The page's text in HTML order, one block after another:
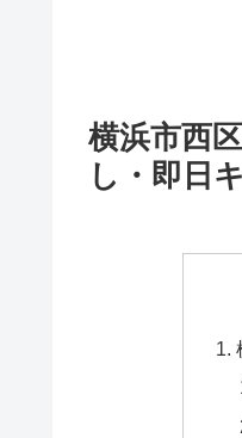
横浜市西
し・即日